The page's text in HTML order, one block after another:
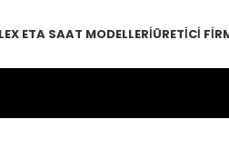
ETA SAAT MODELLERIÜRETICI